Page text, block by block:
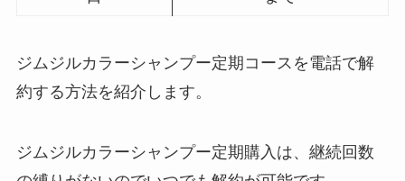
ジムジルカラーシャンプー定期コースを電話で解
約する方法を紹介します。
ジムジルカラーシャンプー定期購入は、継続回数